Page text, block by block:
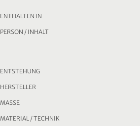
ENTHALTEN IN
PERSON / INHALT
ENTSTEHUNG
HERSTELLER
MASSE
MATERIAL / TECHNIK